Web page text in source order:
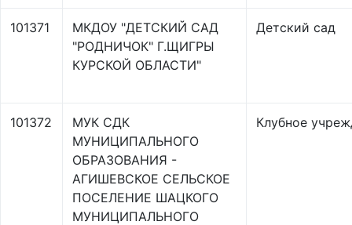
101371
МКДОУ "ДЕТСКИЙ САД
"РОДНИЧОК" Г.ЩИГРЫ
КУРСКОЙ ОБЛАСТИ"
Детский сад
101372
МУК СДК
МУНИЦИПАЛЬНОГО
ОБРАЗОВАНИЯ -
АГИШЕВСКОЕ СЕЛЬСКОЕ
ПОСЕЛЕНИЕ ШАЦКОГО
МУНИЦИПАЛЬНОГО
Клубное